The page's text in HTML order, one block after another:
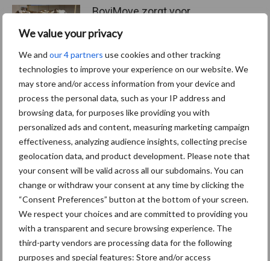
We value your privacy
We and our 4 partners use cookies and other tracking
technologies to improve your experience on our website. We
may store and/or access information from your device and
process the personal data, such as your IP address and
browsing data, for purposes like providing you with
personalized ads and content, measuring marketing campaign
effectiveness, analyzing audience insights, collecting precise
geolocation data, and product development. Please note that
your consent will be valid across all our subdomains. You can
change or withdraw your consent at any time by clicking the
“Consent Preferences” button at the bottom of your screen.
We respect your choices and are committed to providing you
with a transparent and secure browsing experience. The
third-party vendors are processing data for the following
purposes and special features: Store and/or access
BoviMove zorgt voor
betrouwbare
traceerbaarheid van
rundveetransporten
Tien praktische tips voor
een langere levensduur
“Vraag naar praktische
hygieneoplossingen is in
Polen groter dan ooit”